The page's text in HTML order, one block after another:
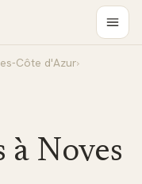
Côte d'Azur›
à Noves